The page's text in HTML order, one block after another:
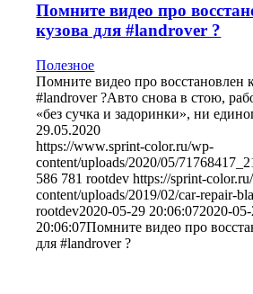
Помните видео про
кузова для #landrover ?
Полезное
Помните видео про восстановлен
#landrover ?Авто снова в стою,
«без сучка и задоринки», ни
29.05.2020
https://www.sprint-color.ru/wp-
content/uploads/2020/05/
586 781 rootdev https://sprint-
content/uploads/2019/02/car-repair-
rootdev2020-05-29 20:06:072020-
20:06:07Помните видео про
для #landrover ?